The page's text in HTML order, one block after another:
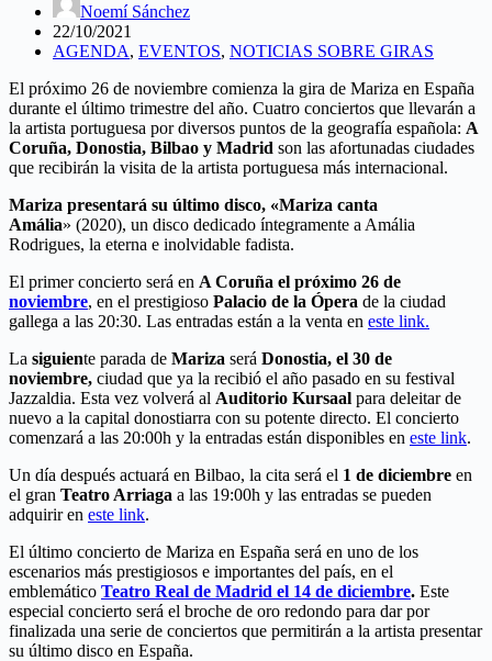
Noemí Sánchez
22/10/2021
AGENDA, EVENTOS, NOTICIAS SOBRE GIRAS
El próximo 26 de noviembre comienza la gira de Mariza en España
durante el último trimestre del año. Cuatro conciertos que llevarán a
la artista portuguesa por diversos puntos de la geografía española: A
Coruña, Donostia, Bilbao y Madrid son las afortunadas ciudades
que recibirán la visita de la artista portuguesa más internacional.
Mariza presentará su último disco, «Mariza canta
Amália» (2020), un disco dedicado íntegramente a Amália
Rodrigues, la eterna e inolvidable fadista.
El primer concierto será en A Coruña el próximo 26 de
noviembre, en el prestigioso Palacio de la Ópera de la ciudad
gallega a las 20:30. Las entradas están a la venta en este link.
La siguiente parada de Mariza será Donostia, el 30 de
noviembre, ciudad que ya la recibió el año pasado en su festival
Jazzaldia. Esta vez volverá al Auditorio Kursaal para deleitar de
nuevo a la capital donostiarra con su potente directo. El concierto
comenzará a las 20:00h y la entradas están disponibles en este link.
Un día después actuará en Bilbao, la cita será el 1 de diciembre en
el gran Teatro Arriaga a las 19:00h y las entradas se pueden
adquirir en este link.
El último concierto de Mariza en España será en uno de los
escenarios más prestigiosos e importantes del país, en el
emblemático Teatro Real de Madrid el 14 de diciembre. Este
especial concierto será el broche de oro redondo para dar por
finalizada una serie de conciertos que permitirán a la artista presentar
su último disco en España.